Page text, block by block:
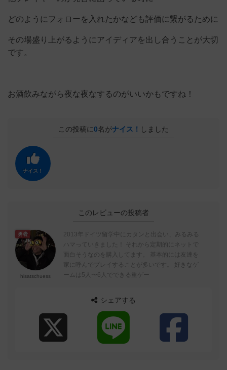
どのようにフォローを入れたかなども評価に繋がるために
その場盛り上がるようにアイディアを出し合うことが大切
です。
お酒飲みながら夜な夜なするのがいいかもですね！
この投稿に0名がナイス！ しました
ナイス！
このレビューの投稿者
勇者
hisatschuess
2013年ドイツ留学中にカタンと出会い、みるみる
ハマっていきました！ それから定期的にネットで
面白そうなのを購入してます。 基本的には友達を
家に呼んでプレイすることが多いです。 好きなゲ
ームは5人〜6人でできる重ゲー
シェアする